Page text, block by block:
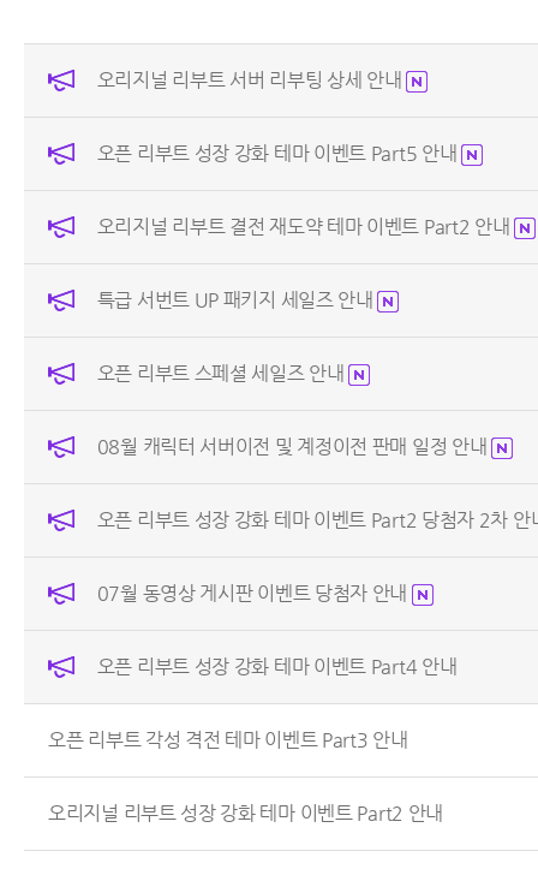
오리지널 리부트 서버 리부팅 상세 안내
오픈 리부트 성장 강화 테마 이벤트 Part5 안내
오리지널 리부트 결전 재도약 테마 이벤트 Part2 안내
특급 서번트 UP 패키지 세일즈 안내
오픈 리부트 스페셜 세일즈 안내
08월 캐릭터 서버이전 및 계정이전 판매 일정 안내
오픈 리부트 성장 강화 테마 이벤트 Part2 당첨자 2차
07월 동영상 게시판 이벤트 당첨자 안내
오픈 리부트 성장 강화 테마 이벤트 Part4 안내
오픈 리부트 각성 격전 테마 이벤트 Part3 안내
오리지널 리부트 성장 강화 테마 이벤트 Part2 안내